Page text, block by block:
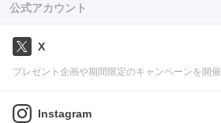
公式アカウント
X
プレゼント企画や期間限定のキャンペーンを開催
Instagram